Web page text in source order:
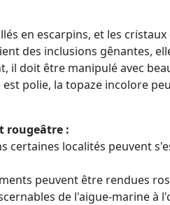
en escarpins, et les
des inclusions gênantes,
il doit être manipulé avec
polie, la topaze incolore
rougeâtre :
certaines localités peuvent
peuvent être rendues
de l'aigue-marine à